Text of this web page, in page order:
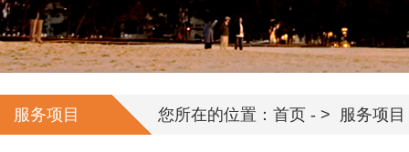
服务项目 您所在的位置：首页 - > 服务项目